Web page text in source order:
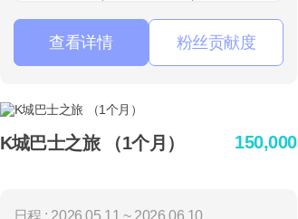
查看详情 粉丝贡献度
K城巴士之旅 （1个月） 150,000
日程 : 2026.05.11 ~ 2026.06.10